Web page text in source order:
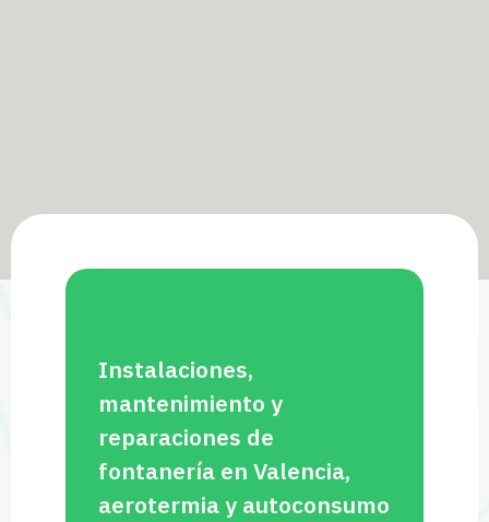
Instalaciones,
mantenimiento y
reparaciones de
fontanería en Valencia,
aerotermia y autoconsumo